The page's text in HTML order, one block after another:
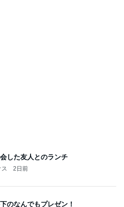
した友人とのランチ
2日前
のなんでもプレゼン！